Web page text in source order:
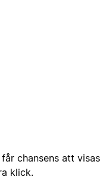
chansens att visas
klick.